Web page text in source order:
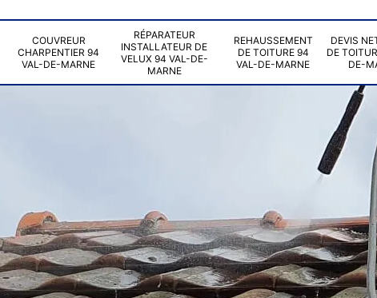
COUVREUR
CHARPENTIER 94
VAL-DE-MARNE
RÉPARATEUR
INSTALLATEUR DE
VELUX 94 VAL-DE-
MARNE
REHAUSSEMENT
DE TOITURE 94
VAL-DE-MARNE
DEVIS
DE
DE-